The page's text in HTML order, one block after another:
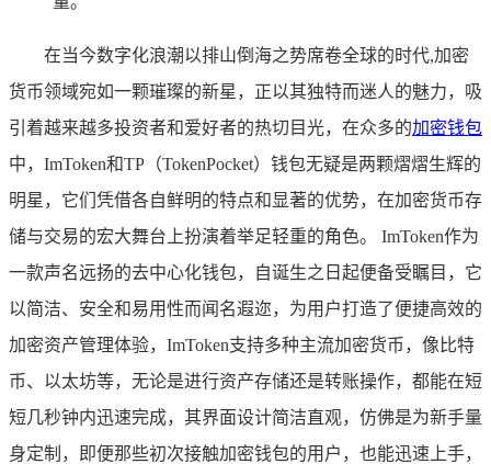
在当今数字化浪潮以排山倒海之势席卷全球的时代,加密
货币领域宛如一颗璀璨的新星，正以其独特而迷人的魅力，吸
引着越来越多投资者和爱好者的热切目光，在众多的加密钱包
中，ImToken和TP（TokenPocket）钱包无疑是两颗熠熠生辉的
明星，它们凭借各自鲜明的特点和显著的优势，在加密货币存
储与交易的宏大舞台上扮演着举足轻重的角色。 ImToken作为
一款声名远扬的去中心化钱包，自诞生之日起便备受瞩目，它
以简洁、安全和易用性而闻名遐迩，为用户打造了便捷高效的
加密资产管理体验，ImToken支持多种主流加密货币，像比特
币、以太坊等，无论是进行资产存储还是转账操作，都能在短
短几秒钟内迅速完成，其界面设计简洁直观，仿佛是为新手量
身定制，即便那些初次接触加密钱包的用户，也能迅速上手，